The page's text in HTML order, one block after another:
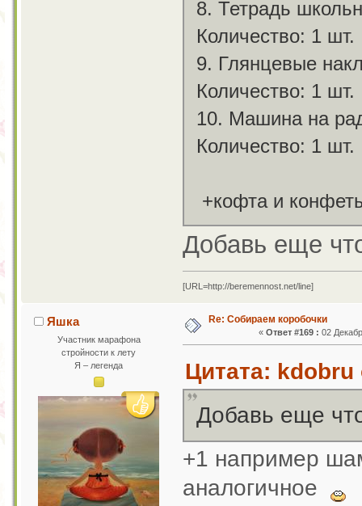
8. Тетрадь
Количество: 1 шт.
9. Глянцевые
Количество: 1 шт.
10. Машина на
Количество: 1 шт.
+кофта и
Добавь еще
[URL=http://beremennost.net/line]
Яшка
Участник марафона
стройности к лету
Я – легенда
Re: Собираем коробочки
« Ответ #169 : 02
Цитата: kdobru
Добавь еще
+1 например
аналогичное